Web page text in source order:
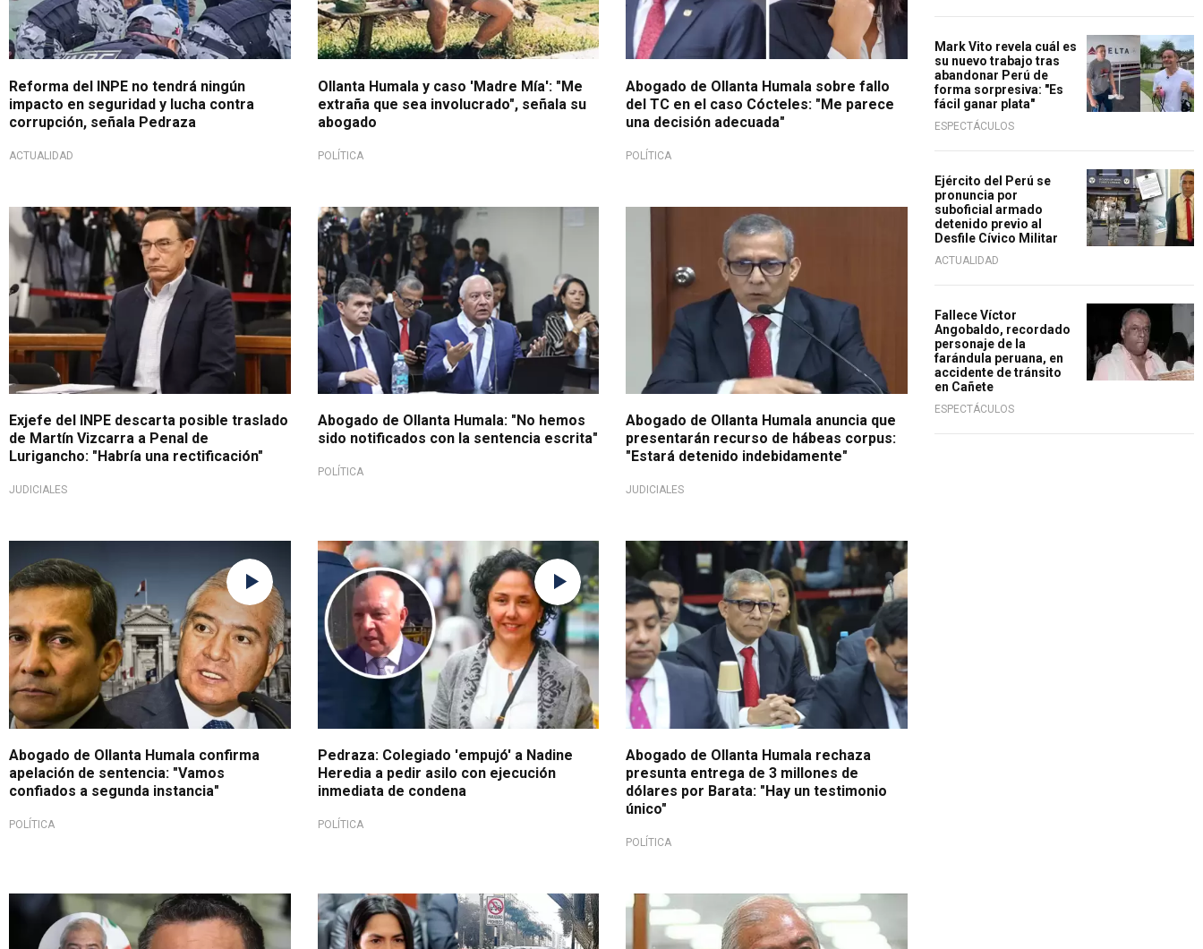
Reforma del INPE no tendrá ningún
impacto en seguridad y lucha contra
corrupción, señala Pedraza
ACTUALIDAD
Ollanta Humala y caso 'Madre Mía': "Me
extraña que sea involucrado", señala su
abogado
POLÍTICA
Abogado de Ollanta Humala sobre fallo
del TC en el caso Cócteles: "Me parece
una decisión adecuada"
POLÍTICA
No pasará nada
Exjefe del INPE descarta posible traslado
de Martín Vizcarra a Penal de
Lurigancho: "Habría una rectificación"
JUDICIALES
Condena fue por lavado de activos
Abogado de Ollanta Humala: "No hemos
sido notificados con la sentencia escrita"
POLÍTICA
Tras sentencia del PJ
Abogado de Ollanta Humala anuncia que
presentarán recurso de hábeas corpus:
"Estará detenido indebidamente"
JUDICIALES
Abogado de Ollanta Humala confirma
apelación de sentencia: "Vamos
confiados a segunda instancia"
POLÍTICA
Abogado de Ollanta Humala
Pedraza: Colegiado 'empujó' a Nadine
Heredia a pedir asilo con ejecución
inmediata de condena
POLÍTICA
Descarta pruebas contundentes
Abogado de Ollanta Humala rechaza
presunta entrega de 3 millones de
dólares por Barata: "Hay un testimonio
único"
POLÍTICA
No es el camino Sentenciada por accidente en Javier Padro
Mark Vito revela cuál es
su nuevo trabajo tras
abandonar Perú de
forma sorpresiva: "Es
fácil ganar plata"
ESPECTÁCULOS
Ejército del Perú se
pronuncia por
suboficial armado
detenido previo al
Desfile Cívico Militar
ACTUALIDAD
Fallece Víctor
Angobaldo, recordado
personaje de la
farándula peruana, en
accidente de tránsito
en Cañete
ESPECTÁCULOS